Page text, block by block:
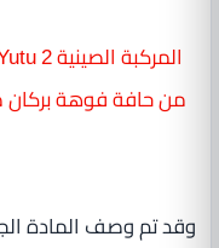
وقد تم وصف المادة